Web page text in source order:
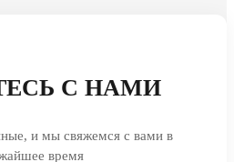
С НАМИ
и мы свяжемся с вами в
время